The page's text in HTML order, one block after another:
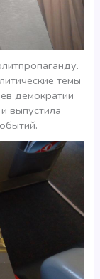
темы
демократии
выпустила